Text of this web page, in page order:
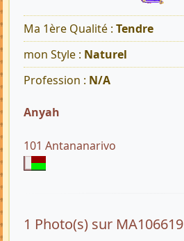
Ma 1ère Qualité : Tendre
mon Style : Naturel
Profession : N/A
Anyah
101 Antananarivo
1 Photo(s) sur MA106619